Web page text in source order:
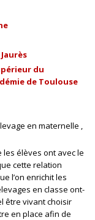
du
de Toulouse
en maternelle
élèves ont avec le
cette relation
l’on enrichit les
en classe ont-
être vivant choisir
en place afin de